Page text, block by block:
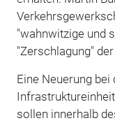
"wahnwitzige und
"Zerschlagung"
Eine Neuerung bei
sollen innerhalb